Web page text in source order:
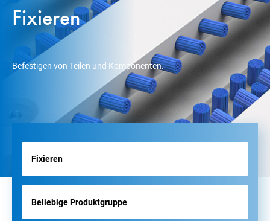
Fixieren
Befestigen von Teilen und Komponenten.